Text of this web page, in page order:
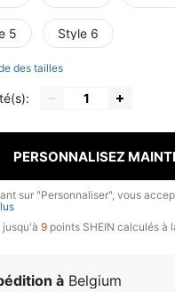
5 Style 6
des tailles
PERSONNALISEZ
sur "Personnaliser", vous
jusqu'à 9 points SHEIN calculés à
à Belgium